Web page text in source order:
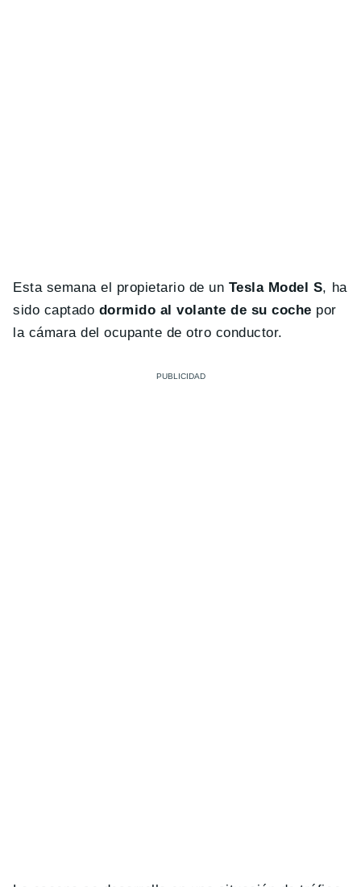
Esta semana el propietario de un Tesla Model S, ha
sido captado dormido al volante de su coche por
la cámara del ocupante de otro conductor.